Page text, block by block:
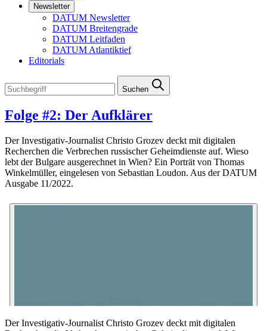
Newsletter
DATUM Newsletter
DATUM Breitengrade
DATUM Leitfaden
DATUM Atlantiktief
Editorials
Suchen
Folge #2: Der Aufklärer
Der Investigativ-Journalist Christo Grozev deckt mit digitalen
Recherchen die Verbrechen russischer Geheimdienste auf. Wieso
lebt der Bulgare ausgerechnet in Wien? Ein Porträt von Thomas
Winkelmüller, eingelesen von Sebastian Loudon. Aus der DATUM
Ausgabe 11/2022.
Der Investigativ-Journalist Christo Grozev deckt mit digitalen